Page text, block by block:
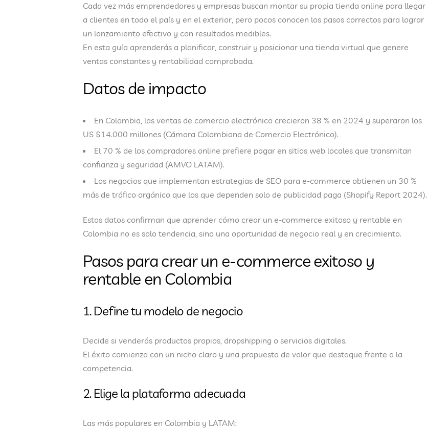
Cada vez más emprendedores y empresas buscan montar su propia tienda online para llegar
a clientes en todo el país y en el exterior, pero pocos conocen los pasos correctos para lograr
un lanzamiento efectivo y con resultados medibles.
En esta guía aprenderás a planificar, construir y posicionar una tienda virtual que genere
ventas constantes y rentabilidad comprobada.
Datos de impacto
En Colombia, las ventas de comercio electrónico crecieron 38 % en 2024 y superaron los
US $14.000 millones (Cámara Colombiana de Comercio Electrónico).
El 70 % de los compradores online prefiere pagar en sitios web locales que transmitan
confianza y seguridad (AMVO LATAM).
Los negocios que implementan estrategias de SEO para e-commerce obtienen un 30 %
más de tráfico orgánico que los que dependen solo de publicidad paga (Shopify Report 2024).
Estos datos confirman que aprender cómo crear un e-commerce exitoso y rentable en
Colombia no es solo tendencia, sino una oportunidad de negocio real y en crecimiento.
Pasos para crear un e-commerce exitoso y
rentable en Colombia
1. Define tu modelo de negocio
Decide si venderás productos propios, dropshipping o servicios digitales.
El éxito comienza con un nicho claro y una propuesta de valor que destaque frente a la
competencia.
2. Elige la plataforma adecuada
Las más populares en Colombia y LATAM: